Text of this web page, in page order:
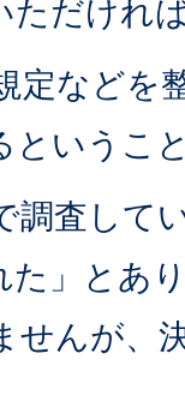
ただけれ
定などを
というこ
調査して
た」とあ
せんが、